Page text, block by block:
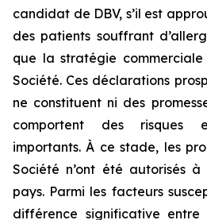
candidat de DBV, s’il est
des patients souffrant
que la stratégie
Société. Ces déclarations
ne constituent ni des
comportent des risques
importants. À ce stade, les
Société n’ont été autorisés
pays. Parmi les facteurs
différence significative